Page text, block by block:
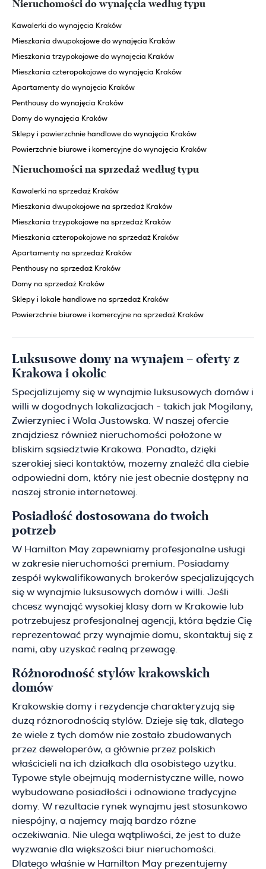
Nieruchomości do wynajęcia według typu
Kawalerki do wynajęcia Kraków
Mieszkania dwupokojowe do wynajęcia Kraków
Mieszkania trzypokojowe do wynajęcia Kraków
Mieszkania czteropokojowe do wynajęcia Kraków
Apartamenty do wynajęcia Kraków
Penthousy do wynajęcia Kraków
Domy do wynajęcia Kraków
Sklepy i powierzchnie handlowe do wynajęcia Kraków
Powierzchnie biurowe i komercyjne do wynajęcia Kraków
Nieruchomości na sprzedaż według typu
Kawalerki na sprzedaż Kraków
Mieszkania dwupokojowe na sprzedaż Kraków
Mieszkania trzypokojowe na sprzedaż Kraków
Mieszkania czteropokojowe na sprzedaż Kraków
Apartamenty na sprzedaż Kraków
Penthousy na sprzedaż Kraków
Domy na sprzedaż Kraków
Sklepy i lokale handlowe na sprzedaż Kraków
Powierzchnie biurowe i komercyjne na sprzedaż Kraków
Luksusowe domy na wynajem – oferty z
Krakowa i okolic
Specjalizujemy się w wynajmie luksusowych domów i
willi w dogodnych lokalizacjach - takich jak Mogilany,
Zwierzyniec i Wola Justowska. W naszej ofercie
znajdziesz również nieruchomości położone w
bliskim sąsiedztwie Krakowa. Ponadto, dzięki
szerokiej sieci kontaktów, możemy znaleźć dla ciebie
odpowiedni dom, który nie jest obecnie dostępny na
naszej stronie internetowej.
Posiadłość dostosowana do twoich
potrzeb
W Hamilton May zapewniamy profesjonalne usługi
w zakresie nieruchomości premium. Posiadamy
zespół wykwalifikowanych brokerów specjalizujących
się w wynajmie luksusowych domów i willi. Jeśli
chcesz wynająć wysokiej klasy dom w Krakowie lub
potrzebujesz profesjonalnej agencji, która będzie Cię
reprezentować przy wynajmie domu, skontaktuj się z
nami, aby uzyskać realną przewagę.
Różnorodność stylów krakowskich
domów
Krakowskie domy i rezydencje charakteryzują się
dużą różnorodnością stylów. Dzieje się tak, dlatego
że wiele z tych domów nie zostało zbudowanych
przez deweloperów, a głównie przez polskich
właścicieli na ich działkach dla osobistego użytku.
Typowe style obejmują modernistyczne wille, nowo
wybudowane posiadłości i odnowione tradycyjne
domy. W rezultacie rynek wynajmu jest stosunkowo
niespójny, a najemcy mają bardzo różne
oczekiwania. Nie ulega wątpliwości, że jest to duże
wyzwanie dla większości biur nieruchomości.
Dlatego właśnie w Hamilton May prezentujemy